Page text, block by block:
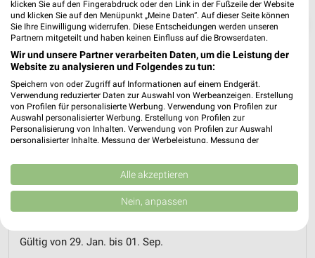
❯
ALDI Nord Prospekt für Frankfurt (Oder)
ab Do. den 29.01.
Gültig von 29. Jan. bis 01. Sep.
klicken Sie auf den Fingerabdruck oder den Link in der Fußzeile der Website
und klicken Sie auf den Menüpunkt „Meine Daten“. Auf dieser Seite können
Sie Ihre Einwilligung widerrufen. Diese Entscheidungen werden unseren
Partnern mitgeteilt und haben keinen Einfluss auf die Browserdaten.
Wir und unsere Partner verarbeiten Daten, um die Leistung der
Website zu analysieren und Folgendes zu tun:
Speichern von oder Zugriff auf Informationen auf einem Endgerät.
Verwendung reduzierter Daten zur Auswahl von Werbeanzeigen. Erstellung
von Profilen für personalisierte Werbung. Verwendung von Profilen zur
Auswahl personalisierter Werbung. Erstellung von Profilen zur
Personalisierung von Inhalten. Verwendung von Profilen zur Auswahl
personalisierter Inhalte. Messung der Werbeleistung. Messung der
Kombinationen von Daten aus verschiedenen Quellen. Entwicklung und
Verbesserung der Angebote. Verwendung reduzierter Daten zur Auswahl
von Inhalten.
Daten können außerhalb der Europäischen Union weitergegeben und in die
USA gesendet werden.
Website/App.
Alle akzeptieren
Nein, anpassen